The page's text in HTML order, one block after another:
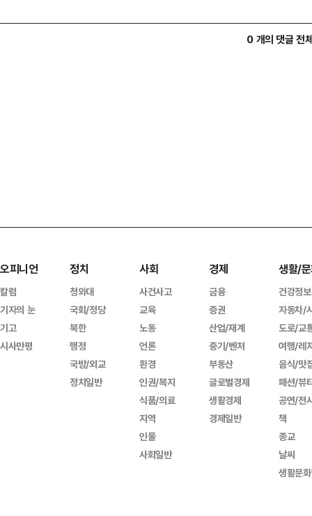
0 개의 댓글 전
오피니언
칼럼
기자의 눈
기고
시사만평
정치
청와대
국회/정당
북한
행정
국방/외교
정치일반
사회
사건사고
교육
노동
언론
환경
인권/복지
식품/의료
지역
인물
사회일반
경제
금융
증권
산업/재계
중기/벤처
부동산
글로벌경제
생활경제
경제일반
생활/
건강정보
자동차/
도로/교
여행/레
음식/맛
패션/뷰
공연/전
책
종교
날씨
생활문